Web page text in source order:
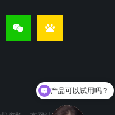
产品可以试用吗？